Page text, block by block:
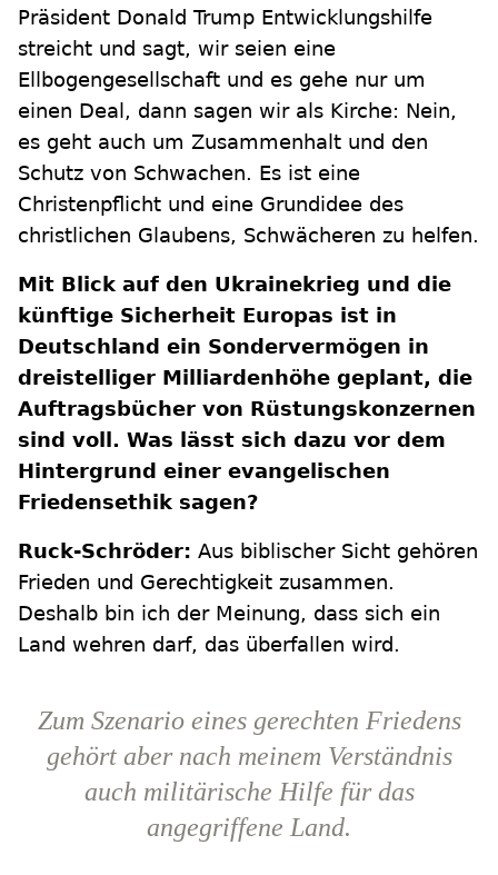
Präsident Donald Trump Entwicklungshilfe
streicht und sagt, wir seien eine
Ellbogengesellschaft und es gehe nur um
einen Deal, dann sagen wir als Kirche: Nein,
es geht auch um Zusammenhalt und den
Schutz von Schwachen. Es ist eine
Christenpflicht und eine Grundidee des
christlichen Glaubens, Schwächeren zu helfen.
Mit Blick auf den Ukrainekrieg und die
künftige Sicherheit Europas ist in
Deutschland ein Sondervermögen in
dreistelliger Milliardenhöhe geplant, die
Auftragsbücher von Rüstungskonzernen
sind voll. Was lässt sich dazu vor dem
Hintergrund einer evangelischen
Friedensethik sagen?
Ruck-Schröder: Aus biblischer Sicht gehören
Frieden und Gerechtigkeit zusammen.
Deshalb bin ich der Meinung, dass sich ein
Land wehren darf, das überfallen wird.
Zum Szenario eines gerechten Friedens
gehört aber nach meinem Verständnis
auch militärische Hilfe für das
angegriffene Land.